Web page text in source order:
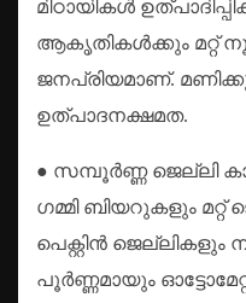
മിഠായികൾ
ആകൃതികൾക്കും മറ്റ്
ജനപ്രിയമാണ്.
ഉത്പാദനക്ഷമത.
● സമ്പൂർണ്ണ
ഗമ്മി ബിയറുകളും മറ്റ്
പെക്റ്റിൻ ജെല്ലികളും
പൂർണ്ണമായും